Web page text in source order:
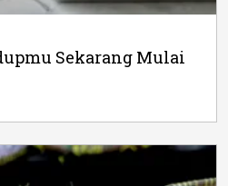
Sekarang Mulai